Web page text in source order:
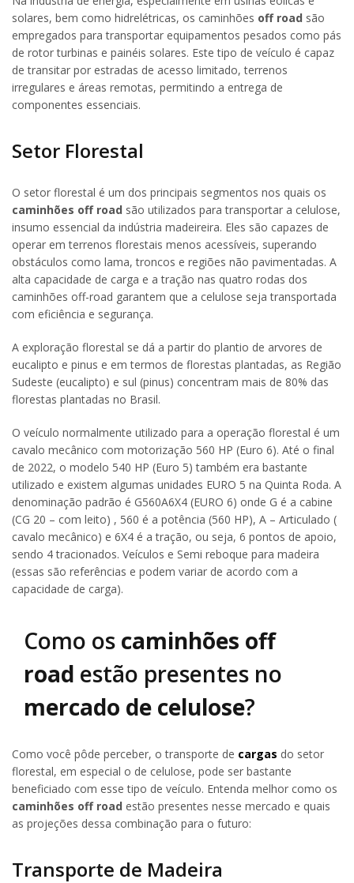
solares, bem como hidrelétricas, os caminhões off road são
empregados para transportar equipamentos pesados ​​como pás
de rotor turbinas e painéis solares. Este tipo de veículo é capaz
de transitar por estradas de acesso limitado, terrenos
irregulares e áreas remotas, permitindo a entrega de
componentes essenciais.
Setor Florestal
O setor florestal é um dos principais segmentos nos quais os
caminhões off road são utilizados para transportar a celulose,
insumo essencial da indústria madeireira. Eles são capazes de
operar em terrenos florestais menos acessíveis, superando
obstáculos como lama, troncos e regiões não pavimentadas. A
alta capacidade de carga e a tração nas quatro rodas dos
caminhões off-road garantem que a celulose seja transportada
com eficiência e segurança.
A exploração florestal se dá a partir do plantio de arvores de
eucalipto e pinus e em termos de florestas plantadas, as Região
Sudeste (eucalipto) e sul (pinus) concentram mais de 80% das
florestas plantadas no Brasil.
O veículo normalmente utilizado para a operação florestal é um
cavalo mecânico com motorização 560 HP (Euro 6). Até o final
de 2022, o modelo 540 HP (Euro 5) também era bastante
utilizado e existem algumas unidades EURO 5 na Quinta Roda. A
denominação padrão é G560A6X4 (EURO 6) onde G é a cabine
(CG 20 – com leito) , 560 é a potência (560 HP), A – Articulado (
cavalo mecânico) e 6X4 é a tração, ou seja, 6 pontos de apoio,
sendo 4 tracionados. Veículos e Semi reboque para madeira
(essas são referências e podem variar de acordo com a
capacidade de carga).
Como os caminhões off
road estão presentes no
mercado de celulose?
Como você pôde perceber, o transporte de cargas do setor
florestal, em especial o de celulose, pode ser bastante
beneficiado com esse tipo de veículo. Entenda melhor como os
caminhões off road estão presentes nesse mercado e quais
as projeções dessa combinação para o futuro:
Transporte de Madeira